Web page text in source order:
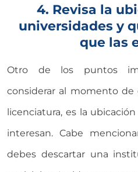
4. Revisa la
universidades y
que las
Otro de los puntos
considerar al momento de
licenciatura, es la
interesan. Cabe
debes descartar una